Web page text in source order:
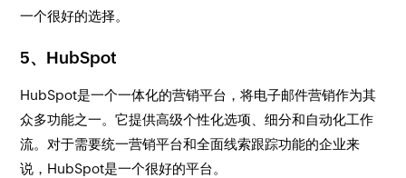
一个很好的选择。
5、HubSpot
HubSpot是一个一体化的营销平台，将电子邮件营销作为其
众多功能之一。它提供高级个性化选项、细分和自动化工作
流。对于需要统一营销平台和全面线索跟踪功能的企业来
说，HubSpot是一个很好的平台。